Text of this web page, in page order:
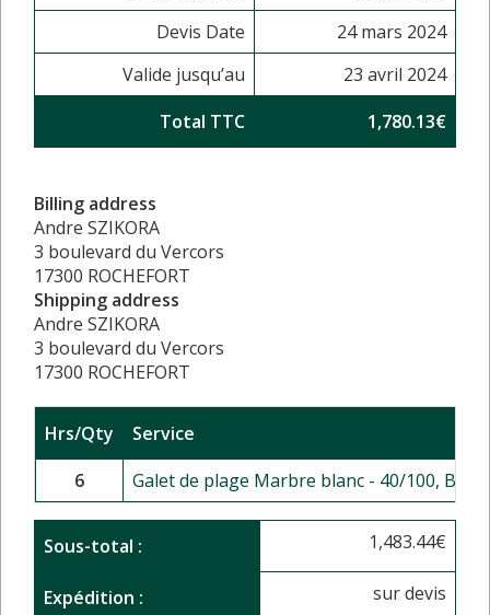
Devis Date
24 mars 2024
Valide jusqu’au
23 avril 2024
Total TTC
1,780.13€
Billing address
Andre SZIKORA
3 boulevard du Vercors
17300 ROCHEFORT
Shipping address
Andre SZIKORA
3 boulevard du Vercors
17300 ROCHEFORT
Hrs/Qty
Service
6
Galet de plage Marbre blanc - 40/100, BB
Sous-total : 1,483.44€
Expédition : sur devis